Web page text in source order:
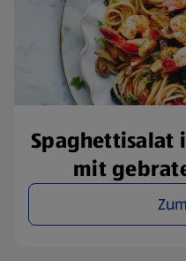
Spaghettisalat
mit